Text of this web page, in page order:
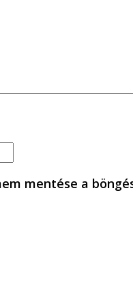
mentése a